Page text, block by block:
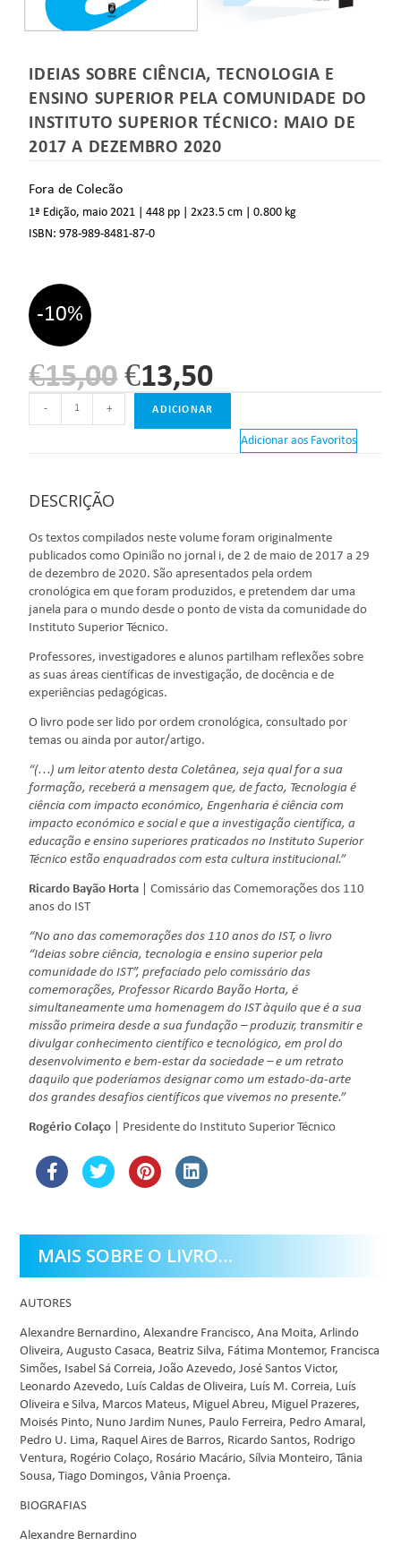
IDEIAS SOBRE CIÊNCIA, TECNOLOGIA E
ENSINO SUPERIOR PELA COMUNIDADE DO
INSTITUTO SUPERIOR TÉCNICO: MAIO DE
2017 A DEZEMBRO 2020
Fora de Colecão
1ª Edição, maio 2021 | 448 pp | 2x23.5 cm | 0.800 kg
ISBN:978-989-8481-87-0
-10%
€15,00 €13,50
- + ADICIONAR
Adicionar aos Favoritos
DESCRIÇÃO
Os textos compilados neste volume foram originalmente
publicados como Opinião no jornal i, de 2 de maio de 2017 a 29
de dezembro de 2020. São apresentados pela ordem
cronológica em que foram produzidos, e pretendem dar uma
janela para o mundo desde o ponto de vista da comunidade do
Instituto Superior Técnico.
Professores, investigadores e alunos partilham reflexões sobre
as suas áreas científicas de investigação, de docência e de
experiências pedagógicas.
O livro pode ser lido por ordem cronológica, consultado por
temas ou ainda por autor/artigo.
“(…) um leitor atento desta Coletânea, seja qual for a sua
formação, receberá a mensagem que, de facto, Tecnologia é
ciência com impacto económico, Engenharia é ciência com
impacto económico e social e que a investigação científica, a
educação e ensino superiores praticados no Instituto Superior
Técnico estão enquadrados com esta cultura institucional.”
Ricardo Bayão Horta | Comissário das Comemorações dos 110
anos do IST
“No ano das comemorações dos 110 anos do IST, o livro
“Ideias sobre ciência, tecnologia e ensino superior pela
comunidade do IST”, prefaciado pelo comissário das
comemorações, Professor Ricardo Bayão Horta, é
simultaneamente uma homenagem do IST àquilo que é a sua
missão primeira desde a sua fundação – produzir, transmitir e
divulgar conhecimento científico e tecnológico, em prol do
desenvolvimento e bem-estar da sociedade – e um retrato
daquilo que poderíamos designar como um estado-da-arte
dos grandes desafios científicos que vivemos no presente.”
Rogério Colaço | Presidente do Instituto Superior Técnico
MAIS SOBRE O LIVRO…
AUTORES
Alexandre Bernardino, Alexandre Francisco, Ana Moita, Arlindo
Oliveira, Augusto Casaca, Beatriz Silva, Fátima Montemor, Francisca
Simões, Isabel Sá Correia, João Azevedo, José Santos Victor,
Leonardo Azevedo, Luís Caldas de Oliveira, Luís M. Correia, Luís
Oliveira e Silva, Marcos Mateus, Miguel Abreu, Miguel Prazeres,
Moisés Pinto, Nuno Jardim Nunes, Paulo Ferreira, Pedro Amaral,
Pedro U. Lima, Raquel Aires de Barros, Ricardo Santos, Rodrigo
Ventura, Rogério Colaço, Rosário Macário, Sílvia Monteiro, Tânia
Sousa, Tiago Domingos, Vânia Proença.
BIOGRAFIAS
Alexandre Bernardino